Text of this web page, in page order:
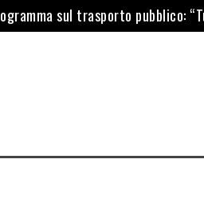
Ilaria Salis barricata
sul trasporto pubblico: